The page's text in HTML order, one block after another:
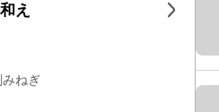
え
ねぎ